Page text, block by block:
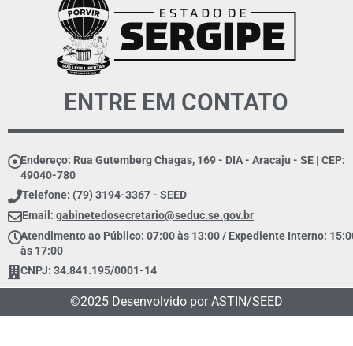
ENTRE EM CONTATO
Endereço: Rua Gutemberg Chagas, 169 - DIA - Aracaju - SE | CEP:
49040-780
Telefone: (79) 3194-3367 - SEED
Email: gabinetedosecretario@seduc.se.gov.br
Atendimento ao Público: 07:00 às 13:00 / Expediente Interno:
às 17:00
CNPJ: 34.841.195/0001-14
©2025 Desenvolvido por ASTIN/SEED